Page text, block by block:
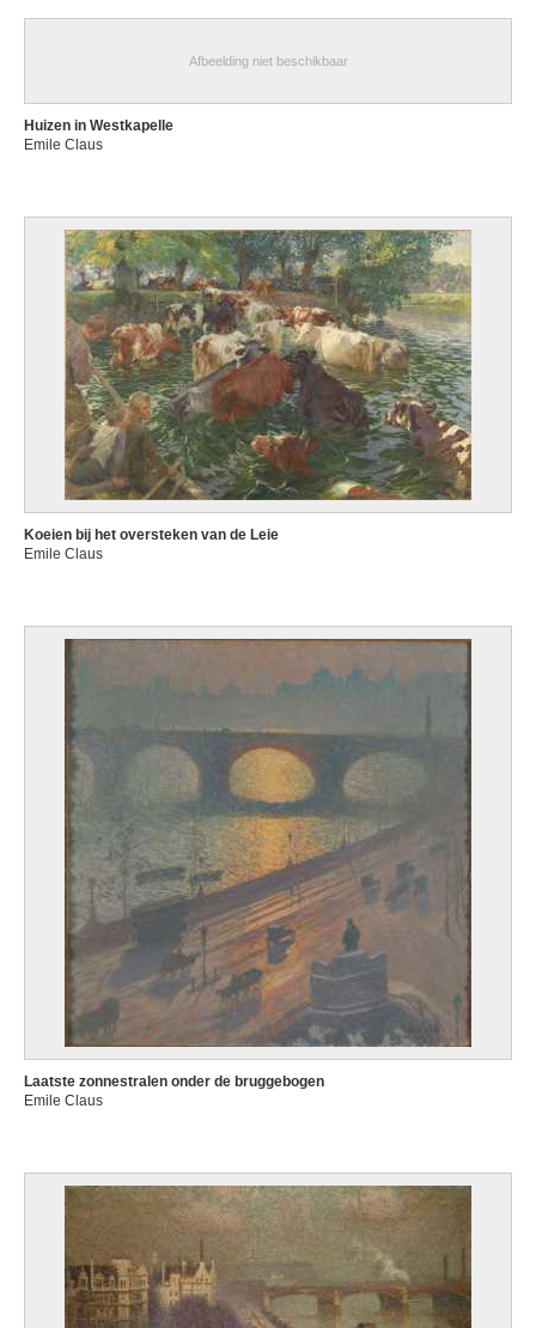
Afbeelding niet beschikbaar
Huizen in Westkapelle
Emile Claus
Koeien bij het oversteken van de Leie
Emile Claus
Laatste zonnestralen onder de bruggebogen
Emile Claus